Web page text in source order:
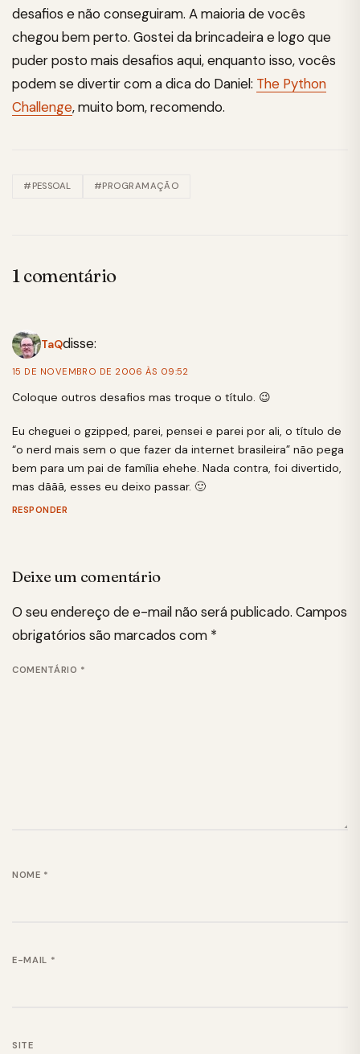
desafios e não conseguiram. A maioria de vocês
chegou bem perto. Gostei da brincadeira e logo que
puder posto mais desafios aqui, enquanto isso, vocês
podem se divertir com a dica do Daniel: The Python
Challenge, muito bom, recomendo.
#PESSOAL #PROGRAMAÇÃO
1 comentário
TaQdisse:
15 DE NOVEMBRO DE 2006 ÀS 09:52
Coloque outros desafios mas troque o título. 😉
Eu cheguei o gzipped, parei, pensei e parei por ali, o título de
“o nerd mais sem o que fazer da internet brasileira” não pega
bem para um pai de família ehehe. Nada contra, foi divertido,
mas dããã, esses eu deixo passar. 🙂
RESPONDER
Deixe um comentário
O seu endereço de e-mail não será publicado. Campos
obrigatórios são marcados com *
COMENTÁRIO *
NOME *
E-MAIL *
SITE